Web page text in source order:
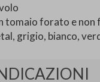
tomaio forato e non
grigio, bianco,